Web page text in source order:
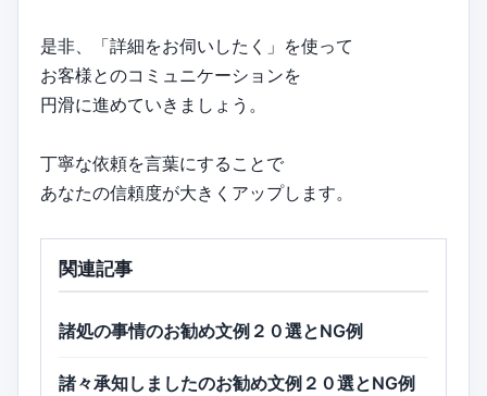
是非、「詳細をお伺いしたく」を使って
お客様とのコミュニケーションを
円滑に進めていきましょう。
丁寧な依頼を言葉にすることで
あなたの信頼度が大きくアップします。
関連記事
諸処の事情のお勧め文例２０選とNG例
諸々承知しましたのお勧め文例２０選とNG例